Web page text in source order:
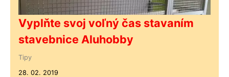
Vyplňte svoj voľný čas stavaním
stavebnice Aluhobby
Tipy
28. 02. 2019